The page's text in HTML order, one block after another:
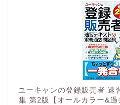
ユーキャンの登録販売者 速
集 第2版【オールカラー&